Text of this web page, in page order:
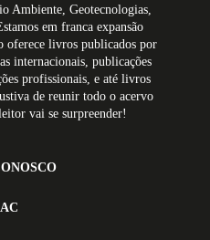
Ambiente, Geotecnologias,
em franca expansão
livros publicados por
internacionais, publicações
profissionais, e até livros
de reunir todo o acervo
vai se surpreender!